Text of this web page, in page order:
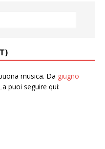
musica. Da giugno
puoi seguire qui: